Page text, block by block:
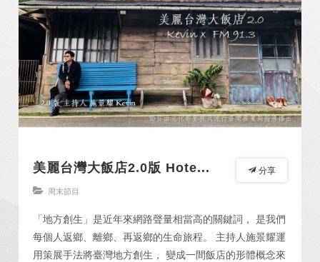
分享
美麗台灣大飯店2.0版 Hote...
周末節目
「地方創生」是近年來網路聲量相當高的關鍵詞， 是我們
每個人返鄉、離鄉、再返鄉的生命旅程。 主持人施景耀運
用策展手法將臺灣地方創生， 變成一間飯店的形體概念來